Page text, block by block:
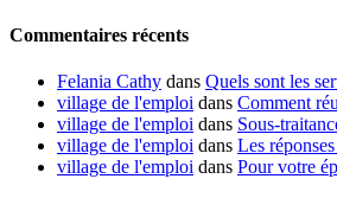
Commentaires récents
Felania Cathy dans Quels sont les
village de l'emploi dans Comment
village de l'emploi dans Sous-
village de l'emploi dans Les
village de l'emploi dans Pour votre